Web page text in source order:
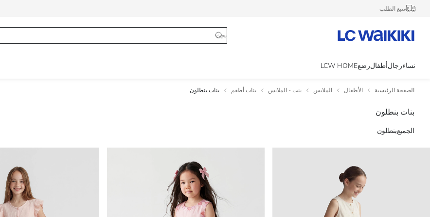
تتبع الطلب
نساءرجالأطفالرضعLCW HOME
الصفحة الرئيسية الأطفال الملابس بنت - الملابس بنات أطقم بنات بنطلون
بنات بنطلون
الجميعبنطلون